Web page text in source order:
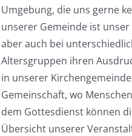
Umgebung, die uns gerne
unserer Gemeinde ist
aber auch bei
Altersgruppen ihren
in unserer
Gemeinschaft, wo
dem Gottesdienst können
Übersicht unserer